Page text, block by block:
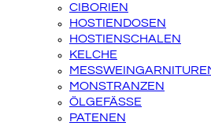
CIBORIEN
HOSTIENDOSEN
HOSTIENSCHALEN
KELCHE
MONSTRANZEN
ÖLGEFÄSSE
PATENEN